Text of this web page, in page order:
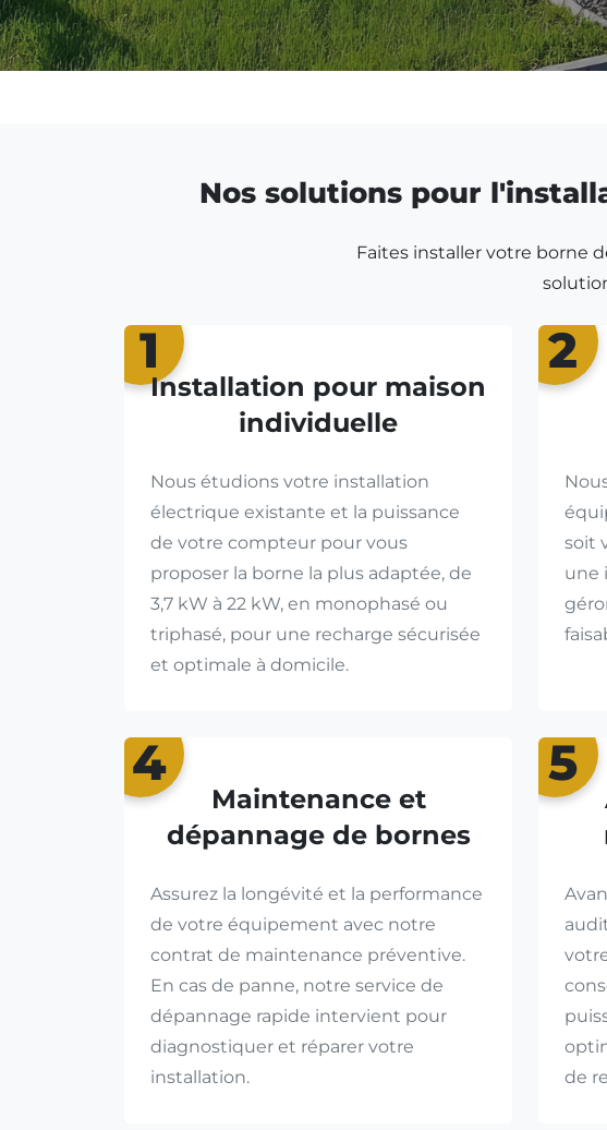
Nos solutions pour
Faites installer votre borne
1
Installation pour maison
individuelle
Nous étudions votre installation
électrique existante et la puissance
de votre compteur pour vous
proposer la borne la plus adaptée, de
3,7 kW à 22 kW, en monophasé ou
triphasé, pour une recharge sécurisée
et optimale à domicile.
2
soit
une
4
Maintenance et
dépannage de bornes
Assurez la longévité et la performance
de votre équipement avec notre
contrat de maintenance préventive.
En cas de panne, notre service de
dépannage rapide intervient pour
diagnostiquer et réparer votre
installation.
5
de